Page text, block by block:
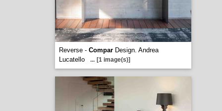
Reverse - ComparDesign. Andrea
Lucatello
... [1 image(s)]